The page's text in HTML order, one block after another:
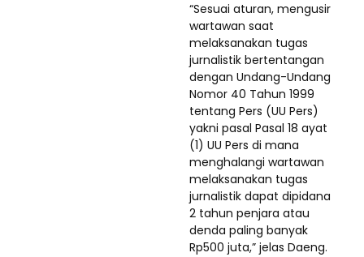
“Sesuai aturan, mengusir
wartawan saat
melaksanakan tugas
jurnalistik bertentangan
dengan Undang-Undang
Nomor 40 Tahun 1999
tentang Pers (UU Pers)
yakni pasal Pasal 18 ayat
(1) UU Pers di mana
menghalangi wartawan
melaksanakan tugas
jurnalistik dapat dipidana
2 tahun penjara atau
denda paling banyak
Rp500 juta,” jelas Daeng.